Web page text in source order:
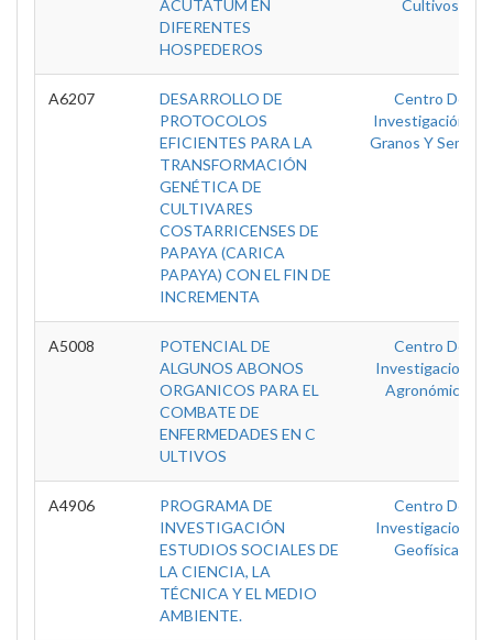
ACUTATUM EN
DIFERENTES
HOSPEDEROS
Cultivos
A6207
DESARROLLO DE
PROTOCOLOS
EFICIENTES PARA LA
TRANSFORMACIÓN
GENÉTICA DE
CULTIVARES
COSTARRICENSES DE
PAPAYA (CARICA
PAPAYA) CON EL FIN DE
INCREMENTA
Centro De
Investigación En
Granos Y Semillas
A5008
POTENCIAL DE
ALGUNOS ABONOS
ORGANICOS PARA EL
COMBATE DE
ENFERMEDADES EN C
ULTIVOS
Centro De
Investigaciones
Agronómicas
A4906
PROGRAMA DE
INVESTIGACIÓN
ESTUDIOS SOCIALES DE
LA CIENCIA, LA
TÉCNICA Y EL MEDIO
AMBIENTE.
Centro De
Investigaciones
Geofísicas